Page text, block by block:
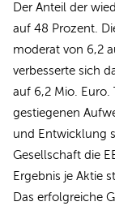
Der Anteil der
auf 48 Prozent.
moderat von 6,2
verbesserte sich
auf 6,2 Mio. Euro.
gestiegenen
und Entwicklung
Gesellschaft die
Ergebnis je Aktie
Das erfolgreiche